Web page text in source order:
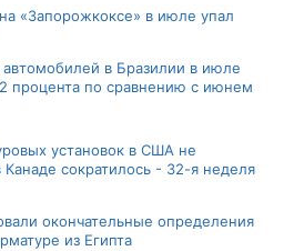
«Запорожкоксе» в июле упал
автомобилей в Бразилии в июле
процента по сравнению с июнем
установок в США не
Канаде сократилось - 32-я неделя
окончательные определения
из Египта